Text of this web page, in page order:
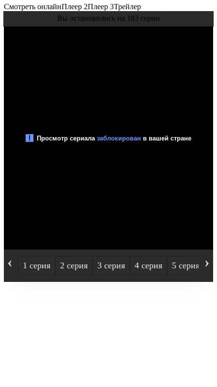
Смотреть онлайнПлеер 2Плеер 3Трейлер
Вы остановились на 183 серии
‹ 1 серия 2 серия 3 серия 4 серия 5 серия ›